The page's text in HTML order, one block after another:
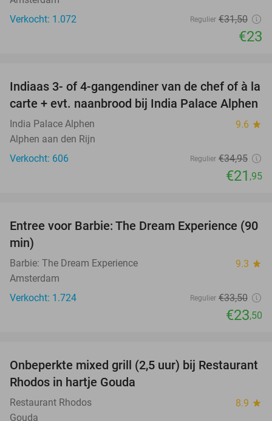
Verkocht: 1.072
Regulier €31,50
€23
37%
Indiaas 3- of 4-gangendiner van de chef of à la
carte + evt. naanbrood bij India Palace Alphen
India Palace Alphen 9.6 star
Alphen aan den Rijn
Verkocht: 606
Regulier €34,95
€21 ,95
30%
Entree voor Barbie: The Dream Experience (90
min)
Barbie: The Dream Experience 9.3 star
Amsterdam
Verkocht: 1.724
Regulier €33,50
€23,50
40%
Onbeperkte mixed grill (2,5 uur) bij Restaurant
Rhodos in hartje Gouda
Restaurant Rhodos 8.9 star
Gouda